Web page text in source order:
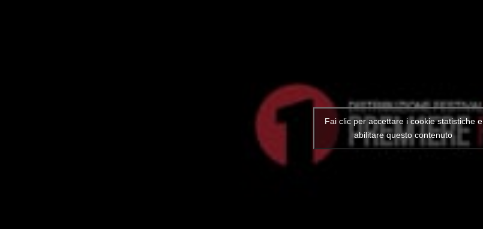
Fai clic per accettare i cookie statistiche e
abilitare questo contenuto